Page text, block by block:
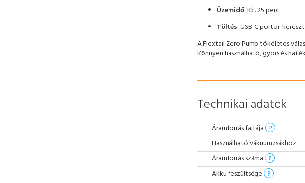
Üzemidő: Kb. 25 perc
Töltés: USB-C porton
A Flextail Zero Pump tökéletes
Könnyen használható, gyors és
Technikai adatok
Áramforrás fajtája ?
Használható vákuumzsákhoz
Áramforrás száma ?
Akku feszültsége ?